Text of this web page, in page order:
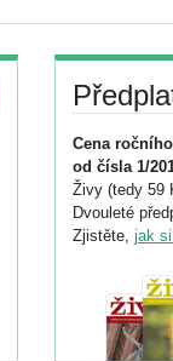
Cena
od čísla 1/
Živy (tedy 59
Dvouleté
Zjistěte, jak